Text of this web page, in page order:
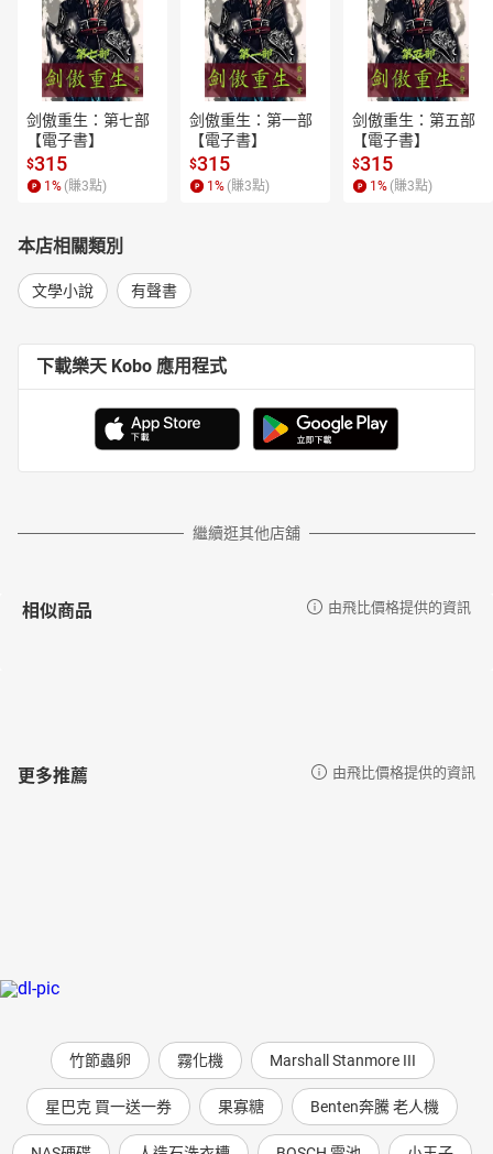
剑傲重生：第七部
【電子書】
$315
1 % (賺3點)
剑傲重生：第一部
【電子書】
$315
1 % (賺3點)
剑傲重生：第五部
【電子書】
$315
1 % (賺3點)
本店相關類別
文學小說 有聲書
下載樂天 Kobo 應用程式
繼續逛其他店舖
相似商品 由飛比價格提供的資訊
更多推薦 由飛比價格提供的資訊
竹節蟲卵 霧化機 Marshall Stanmore III
星巴克 買一送一券 果寡糖 Benten奔騰 老人機